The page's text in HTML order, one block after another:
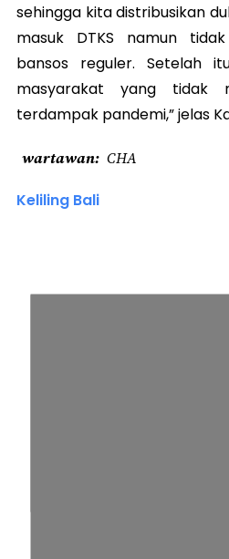
sehingga kita distribusikan
masuk DTKS namun
bansos reguler. Setelah
masyarakat yang tidak
terdampak pandemi,” jelas
wartawan CHA
Keliling Bali